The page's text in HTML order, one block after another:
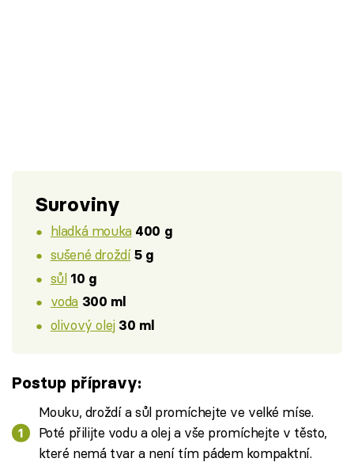
Suroviny
hladká mouka 400 g
sušené droždí 5 g
sůl 10 g
voda 300 ml
olivový olej 30 ml
Postup přípravy:
Mouku, droždí a sůl promíchejte ve velké míse.
Poté přilijte vodu a olej a vše promíchejte v těsto,
které nemá tvar a není tím pádem kompaktní.